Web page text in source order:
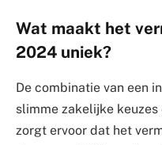
Wat maakt het
2024 uniek?
De combinatie van een
slimme zakelijke
zorgt ervoor dat het